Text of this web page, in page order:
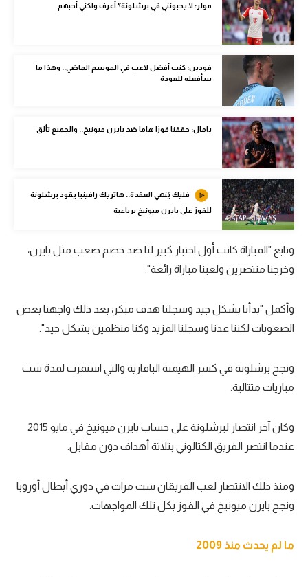
كرة يد
كرة طائرة
الوطن العربي
في المونديال
رياضة نسائية
آسيا
أمريكا
ركن الألعاب
أقسام خاصة
Gamers
تحقيق في الجول
تحليل في الجول
كويز في الجول
مولر: لا يحبونني في برشلونة؟ أعرف ولكني أحبهم
فودين: كنت أفضل لاعب في الموسم الماضي.. وهذا ما
سأفعله للعودة
يامال: حققنا فوزا هاما ضد بايرن ميونيخ.. والجميع تألق
فليك يُنهي العقدة.. هاتريك رافينيا يقود برشلونة
للفوز على بايرن ميونيخ برباعية
وتابع "المباراة كانت أول اختبار كبير لنا ضد خصم صعب مثل بايرن،
وخرجنا منتصرين ولعبنا مباراة رائعة".
وأكمل "بدأنا بشكل جيد وسجلنا هدف مبكر، بعد ذلك واجهنا بعض
الصعوبات لكننا عدنا وسجلنا المزيد وكنا منظمين بشكل جيد".
ونجح برشلونة في كسر الهيمنة البافارية والتي استمرت لمدة ست
مباريات متتالية.
وكان آخر انتصار لبرشلونة على حساب بايرن ميونيخ في مايو 2015
عندما انتصر الفريق الكتالوني بثلاثة أهداف دون مقابل.
ومنذ ذلك الانتصار لعب الفريقان ست مرات في دوري أبطال أوروبا
ونجح بايرن ميونيخ في الفوز بكل تلك المواجهات.
ما لم يحدث منذ 2009